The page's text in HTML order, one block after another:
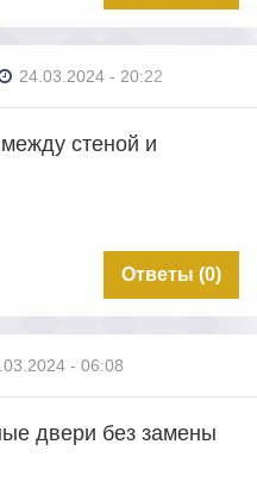
24.03.2024 - 20:22
стеной и
Ответы (0)
- 06:08
двери без замены